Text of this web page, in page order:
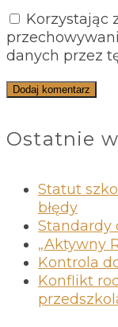
Korzystając
danych przez
Ostatnie
Statut
błędy
Standardy
„Aktywny
Kontrola
Konflikt